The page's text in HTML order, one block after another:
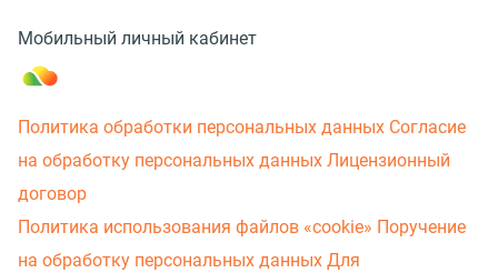
Мобильный личный кабинет
Политика обработки персональных данных Согласие
на обработку персональных данных Лицензионный
договор
Политика использования файлов «cookie» Поручение
на обработку персональных данных Для